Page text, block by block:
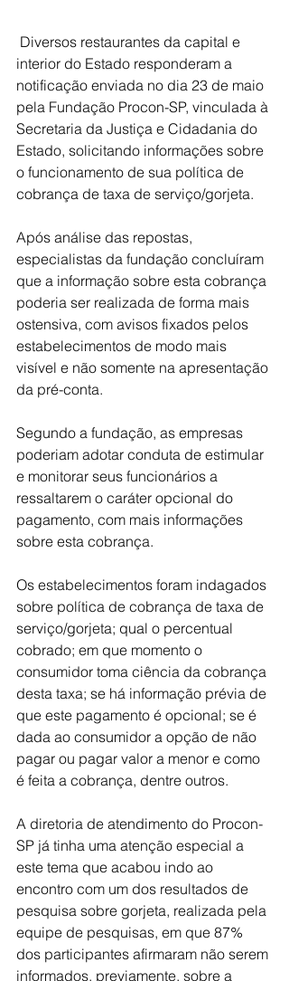
interior do Estado responderam a
notificação enviada no dia 23 de maio
pela Fundação Procon-SP, vinculada à
Secretaria da Justiça e Cidadania do
Estado, solicitando informações sobre
o funcionamento de sua política de
cobrança de taxa de serviço/gorjeta.
Após análise das repostas,
especialistas da fundação concluíram
que a informação sobre esta cobrança
poderia ser realizada de forma mais
ostensiva, com avisos fixados pelos
estabelecimentos de modo mais
visível e não somente na apresentação
da pré-conta.
Segundo a fundação, as empresas
poderiam adotar conduta de estimular
e monitorar seus funcionários a
ressaltarem o caráter opcional do
pagamento, com mais informações
sobre esta cobrança.
Os estabelecimentos foram indagados
sobre política de cobrança de taxa de
serviço/gorjeta; qual o percentual
cobrado; em que momento o
consumidor toma ciência da cobrança
desta taxa; se há informação prévia de
que este pagamento é opcional; se é
dada ao consumidor a opção de não
pagar ou pagar valor a menor e como
é feita a cobrança, dentre outros.
A diretoria de atendimento do Procon-
SP já tinha uma atenção especial a
este tema que acabou indo ao
encontro com um dos resultados de
pesquisa sobre gorjeta, realizada pela
equipe de pesquisas, em que 87%
dos participantes afirmaram não serem
informados, previamente, sobre a